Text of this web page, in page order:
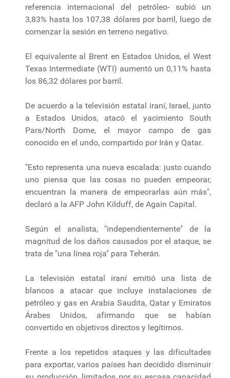
referencia internacional del petróleo- subió un
3,83% hasta los 107,38 dólares por barril, luego de
comenzar la sesión en terreno negativo.
El equivalente al Brent en Estados Unidos, el West
Texas Intermediate (WTI) aumentó un 0,11% hasta
los 86,32 dólares por barril.
De acuerdo a la televisión estatal iraní, Israel, junto
a Estados Unidos, atacó el yacimiento South
Pars/North Dome, el mayor campo de gas
conocido en el undo, compartido por Irán y Qatar.
"Esto representa una nueva escalada: justo cuando
uno piensa que las cosas no pueden empeorar,
encuentran la manera de empeorarlas aún más",
declaró a la AFP John Kilduff, de Again Capital.
Según el analista, "independientemente" de la
magnitud de los daños causados por el ataque, se
trata de "una línea roja" para Teherán.
La televisión estatal iraní emitió una lista de
blancos a atacar que incluye instalaciones de
petróleo y gas en Arabia Saudita, Qatar y Emiratos
Árabes Unidos, afirmando que se habían
convertido en objetivos directos y legítimos.
Frente a los repetidos ataques y las dificultades
para exportar, varios países han decidido disminuir